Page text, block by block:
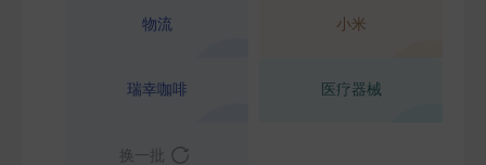
物流 小米
瑞幸咖啡 医疗器械
换一批